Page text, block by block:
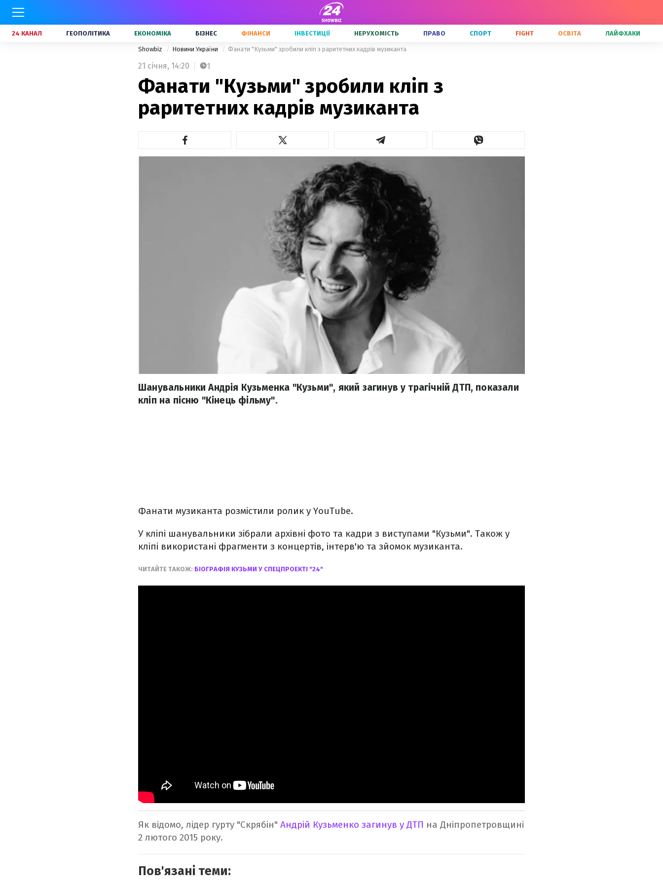
24 КАНАЛ ГЕОПОЛІТИКА ЕКОНОМІКА БІЗНЕС ФІНАНСИ ІНВЕСТИЦІЇ НЕРУХОМІСТЬ ПРАВО СПОРТ FIGHT ОСВІТА ЛАЙФХАКИ
Showbiz Новини України Фанати "Кузьми" зробили кліп з раритетних кадрів музиканта
21 січня, 14:20 1
Фанати "Кузьми" зробили кліп з
раритетних кадрів музиканта
Шанувальники Андрія Кузьменка "Кузьми", який загинув у трагічній ДТП, показали
кліп на пісню "Кінець фільму".
Фанати музиканта розмістили ролик у YouTube.
У кліпі шанувальники зібрали архівні фото та кадри з виступами "Кузьми". Також у
кліпі використані фрагменти з концертів, інтерв'ю та зйомок музиканта.
ЧИТАЙТЕ ТАКОЖ: БІОГРАФІЯ КУЗЬМИ У СПЕЦПРОЕКТІ "24"
Як відомо, лідер гурту "Скрябін" Андрій Кузьменко загинув у ДТП на Дніпропетровщині
2 лютого 2015 року.
Пов'язані теми: